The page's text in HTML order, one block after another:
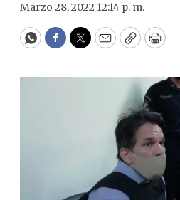
Marzo 28, 2022 12:14 p. m.
WhatsApp
Facebook
Twitter
EmailCopyPrint